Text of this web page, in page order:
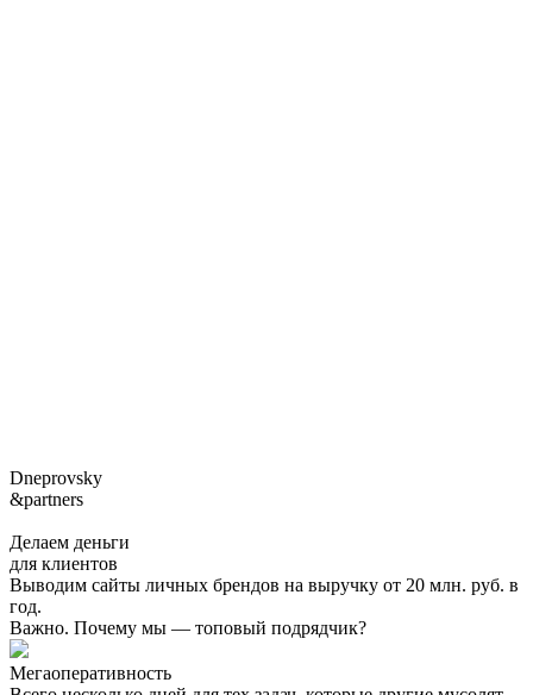
Dneprovsky
&partners
Делаем деньги
для клиентов
Выводим сайты личных брендов на выручку от 20 млн. руб. в
год.
Важно. Почему мы — топовый подрядчик?
Мегаоперативность